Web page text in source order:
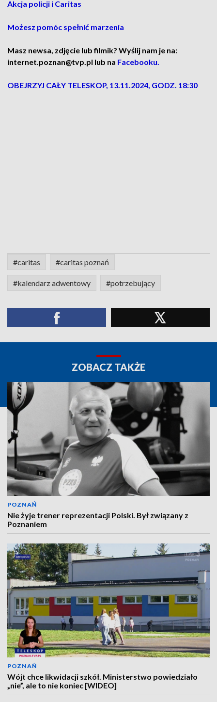
Akcja policji i Caritas
Możesz pomóc spełnić marzenia
Masz newsa, zdjęcie lub filmik? Wyślij nam je na:
internet.poznan@tvp.pl lub na Facebooku.
OBEJRZYJ CAŁY TELESKOP, 13.11.2024, GODZ. 18:30
#caritas #caritas poznań
#kalendarz adwentowy #potrzebujący
ZOBACZ TAKŻE
POZNAŃ
Nie żyje trener reprezentacji Polski. Był związany z
Poznaniem
POZNAŃ
Wójt chce likwidacji szkół. Ministerstwo powiedziało
„nie”, ale to nie koniec [WIDEO]